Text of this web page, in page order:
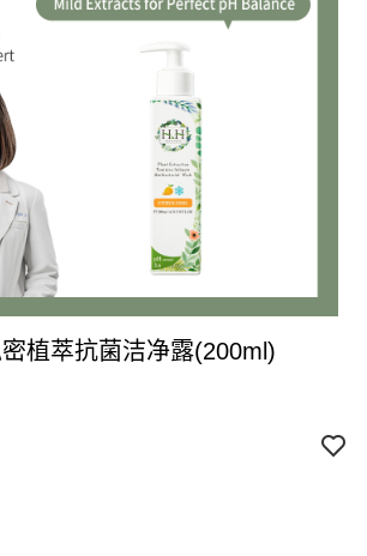
密植萃抗菌洁净露(200ml)